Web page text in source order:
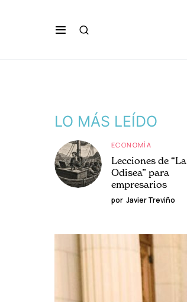
LO MÁS LEÍDO
ECONOMÍA
Lecciones de “La
Odisea” para
empresarios
por Javier Treviño